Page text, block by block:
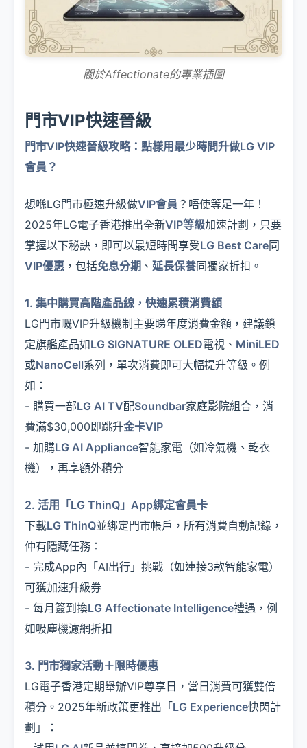
關於Affectionate的專業插圖
門市VIP快速晉級
門市VIP快速晉級攻略：點樣用最少時間升做LG VIP
會員？
想喺LG門市極速升級做VIP會員 ？唔使等足一年！
2025年LG電子香港推出全新VIP等級加速計劃，只要
掌握以下秘訣，即可以最短時間享受LG Best Care同
VIP優惠 ，包括免息分期 、 延長保養同獨家折扣。
1. 集中購買高階產品線，快速累積消費額
LG門市嘅VIP升級機制主要睇年度消費金額，建議鎖
定旗艦產品如LG SIGNATURE OLED電視、 MiniLED
或NanoCell系列，單次消費即可大幅提升等級。例
如：
- 購買一部LG AI TV配Soundbar家庭影院組合，消
費滿$30,000即跳升金卡VIP
- 加購LG AI Appliance智能家電（如冷氣機、乾衣
機），再享額外積分
2. 活用「LG ThinQ」App綁定會員卡
下載LG ThinQ並綁定門市帳戶，所有消費自動記錄，
仲有隱藏任務：
- 完成App內「AI出行」挑戰（如連接3款智能家電）
可獲加速升級券
- 每月簽到換LG Affectionate Intelligence禮遇，例
如吸塵機濾網折扣
3. 門市獨家活動＋限時優惠
LG電子香港定期舉辦VIP尊享日，當日消費可獲雙倍
積分。2025年新政策更推出「 LG Experience快閃計
劃」：